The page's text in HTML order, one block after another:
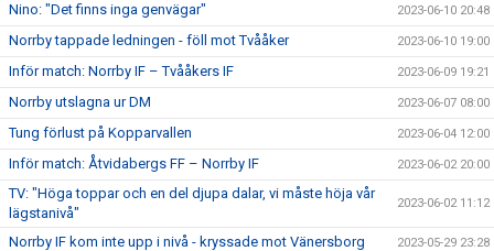
Nino: "Det finns inga genvägar" 2023-06-10 20:48
Norrby tappade ledningen - föll mot Tvååker 2023-06-10 19:00
Inför match: Norrby IF – Tvååkers IF 2023-06-09 19:21
Norrby utslagna ur DM 2023-06-07 08:00
Tung förlust på Kopparvallen 2023-06-04 12:00
Inför match: Åtvidabergs FF – Norrby IF 2023-06-02 20:00
TV: "Höga toppar och en del djupa dalar, vi måste höja vår
lägstanivå"
2023-06-02 11:12
Norrby IF kom inte upp i nivå - kryssade mot Vänersborg 2023-05-29 23:28